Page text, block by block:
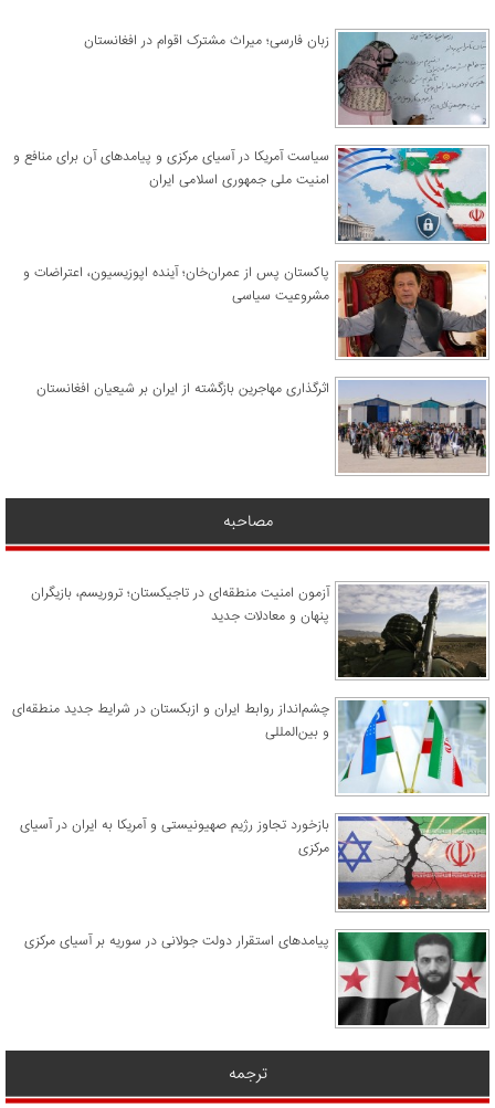
زبان فارسی؛ میراث مشترک اقوام در افغانستان
سیاست آمریکا در آسیای مرکزی و پیامدهای آن برای منافع و
امنیت ملی جمهوری اسلامی ایران
پاکستان پس از عمران‌خان؛ آینده اپوزیسیون، اعتراضات و
مشروعیت سیاسی
اثرگذاری مهاجرین بازگشته از ایران بر شیعیان افغانستان
مصاحبه
آزمون امنیت منطقه‌ای در تاجیکستان؛ تروریسم، بازیگران
پنهان و معادلات جدید
چشم‌انداز روابط ایران و ازبکستان در شرایط جدید منطقه‌ای
و بین‌المللی
​بازخورد تجاوز رژیم صهیونیستی و آمریکا به ایران در آسیای
مرکزی
پیامدهای استقرار دولت جولانی در سوریه بر آسیای مرکزی
ترجمه